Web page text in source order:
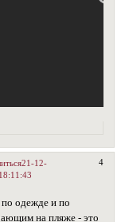
4
21-12-
одежде и по
на пляже - это